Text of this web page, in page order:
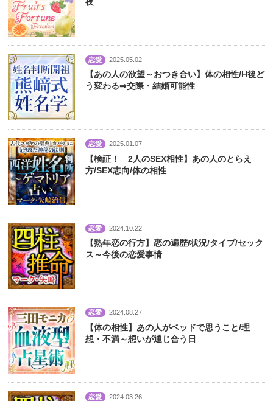
恋愛 2025.05.02
【あの人の欲望～おつき合い】体の相性/H後ど
う変わる⇒交際・結婚可能性
恋愛 2025.01.07
【検証！ 2人のSEX相性】あの人のとらえ
方/SEX志向/体の相性
恋愛 2024.10.22
【熟年恋の行方】恋の遍歴/状況/タイプ/セック
ス～今後の恋愛事情
恋愛 2024.08.27
【体の相性】あの人がベッドで思うこと/理
想・不満～想いが通じ合う日
恋愛 2024.03.26